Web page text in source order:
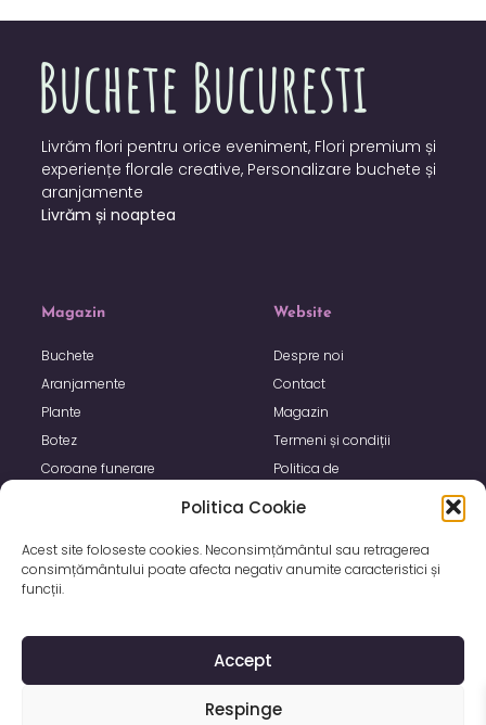
Politica Cookie
Acest site foloseste cookies. Neconsimțământul sau retragerea
consimțământului poate afecta negativ anumite caracteristici și
funcții.
Accept
Respinge
Livrăm flori pentru orice eveniment, Flori premium și
experiențe florale creative, Personalizare buchete și
aranjamente
Livrăm și noaptea
Magazin
Buchete
Aranjamente
Plante
Botez
Coroane funerare
Website
Despre noi
Contact
Magazin
Termeni și condiții
Politica de
Politica de utilizare Cookie